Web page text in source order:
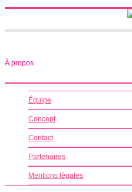
À propos
Équipe
Concept
Contact
Partenaires
Mentions légales